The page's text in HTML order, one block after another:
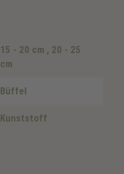
15 - 20 cm , 20 - 25
cm
Büffel
Kunststoff